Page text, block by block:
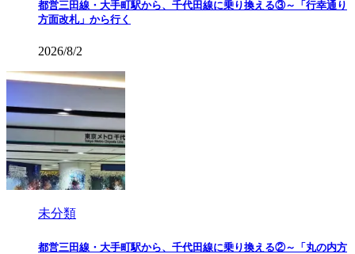
都営三田線・大手町駅から、千代田線に乗り換える③～「行幸通り
方面改札」から行く
2026/8/2
未分類
都営三田線・大手町駅から、千代田線に乗り換える②～「丸の内方